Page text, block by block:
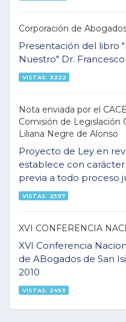
Corporación de
Presentación del libro
Nuestro" Dr.
VISTAS: 3222
Nota enviada por el
Comisión de Legislación
Liliana Negre de Alonso
Proyecto de Ley en
establece con
previa a todo proceso
VISTAS: 2597
XVI CONFERENCIA
XVI Conferencia
de ABogados de San
2010
VISTAS: 2493